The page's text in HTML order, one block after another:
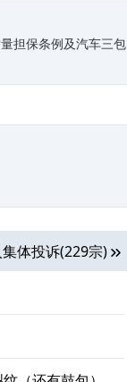
担保条例及汽车三包
体投诉(229宗)